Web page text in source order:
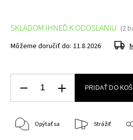
SKLADOM IHNEĎ K ODOSLANIU (2
Môžeme doručiť do: 11.8.2026
PRIDAŤ DO
Opýtať sa Strážiť